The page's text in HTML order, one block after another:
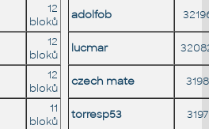
12
bloků
adolfob
12
bloků
lucmar
12
bloků
czech mate
11
bloků
torresp53